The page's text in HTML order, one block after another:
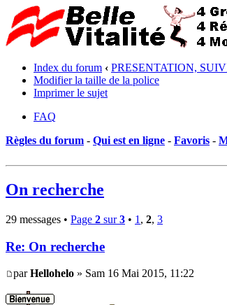
Index du forum ‹ PRESENTATION,
Modifier la taille de la police
Imprimer le sujet
FAQ
Règles du forum - Qui est en ligne - Favoris -
On recherche
29 messages • Page 2 sur3 • 1 , 2, 3
Re: On recherche
parHellohelo » Sam 16 Mai 2015, 11:22